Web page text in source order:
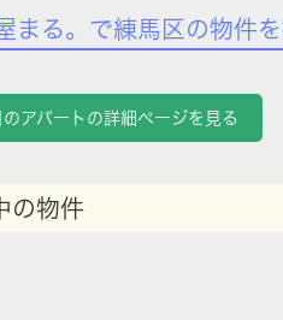
まる。で練馬区の物件
アパートの詳細ページを見る
の物件